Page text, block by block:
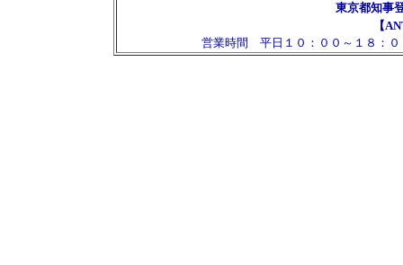
東京都知事
【
営業時間 平日１０：００～１８：